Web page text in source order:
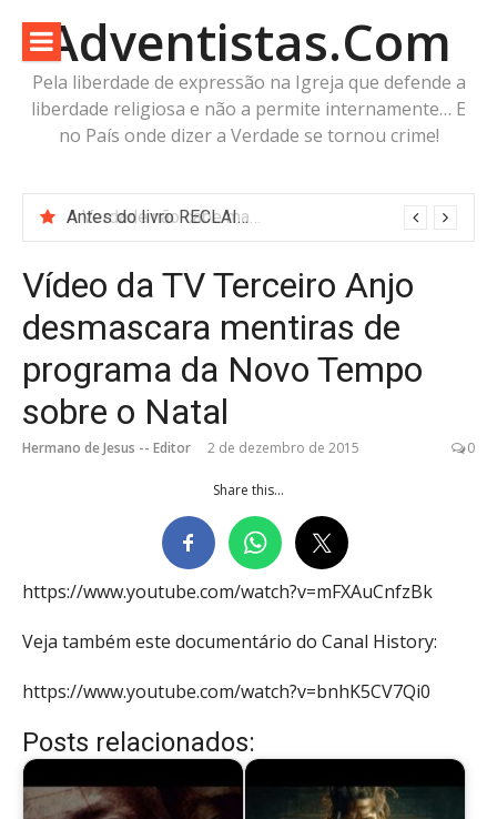
para
conteúdo
Adventistas.Com
Pela liberdade de expressão na Igreja que defende a
liberdade religiosa e não a permite internamente… E
no País onde dizer a Verdade se tornou crime!
Antes do livro RECLAIMING THE PROPHET: O Adventistas.Com já estava fazendo as mesmas perguntas
Vídeo da TV Terceiro Anjo
desmascara mentiras de
programa da Novo Tempo
sobre o Natal
Hermano de Jesus -- Editor 2 de dezembro de 2015 0
Share this...
https://www.youtube.com/watch?v=mFXAuCnfzBk
Veja também este documentário do Canal History:
https://www.youtube.com/watch?v=bnhK5CV7Qi0
Posts relacionados: